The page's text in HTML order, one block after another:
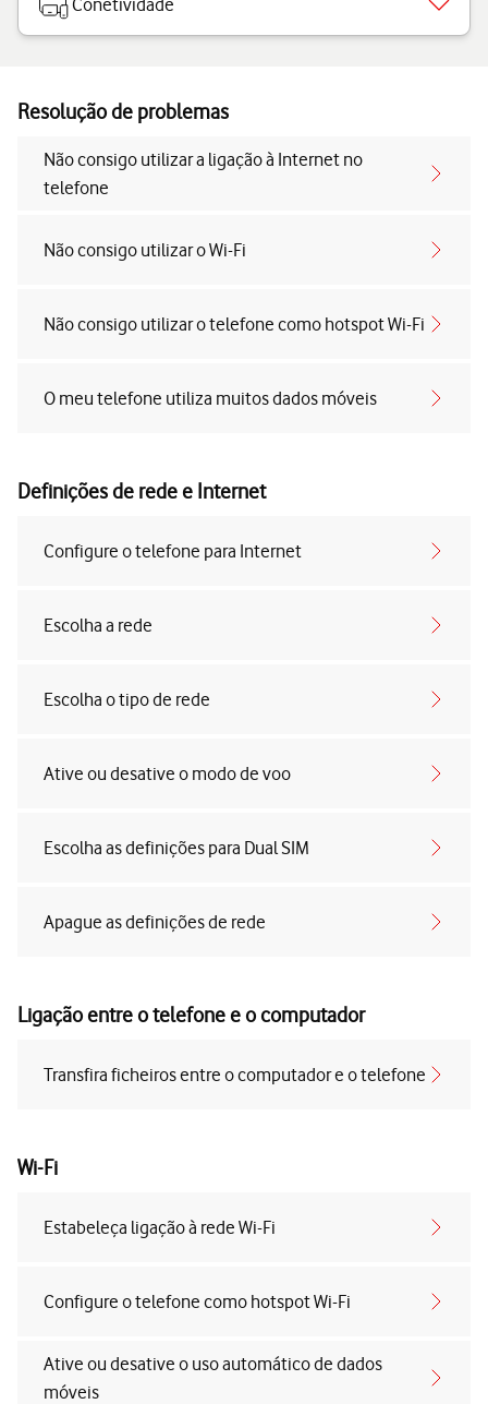
Conetividade
Resolução de problemas
Não consigo utilizar a ligação à Internet no
telefone
Não consigo utilizar o Wi-Fi
Não consigo utilizar o telefone como hotspot Wi-Fi
O meu telefone utiliza muitos dados móveis
Definições de rede e Internet
Configure o telefone para Internet
Escolha a rede
Escolha o tipo de rede
Ative ou desative o modo de voo
Escolha as definições para Dual SIM
Apague as definições de rede
Ligação entre o telefone e o computador
Transfira ficheiros entre o computador e o telefone
Wi-Fi
Estabeleça ligação à rede Wi-Fi
Configure o telefone como hotspot Wi-Fi
Ative ou desative o uso automático de dados
móveis